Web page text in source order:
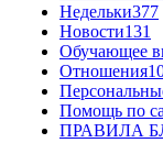
Недельки377
Новости131
Обучающее
Отношения
Помощь по
ПРАВИЛА